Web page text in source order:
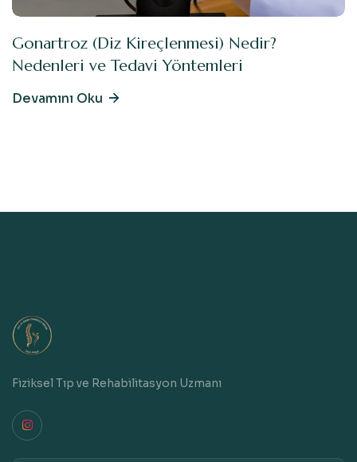
Gonartroz (Diz Kireçlenmesi) Nedir?
Nedenleri ve Tedavi Yöntemleri
Devamını Oku
Fiziksel Tıp ve Rehabilitasyon Uzmanı